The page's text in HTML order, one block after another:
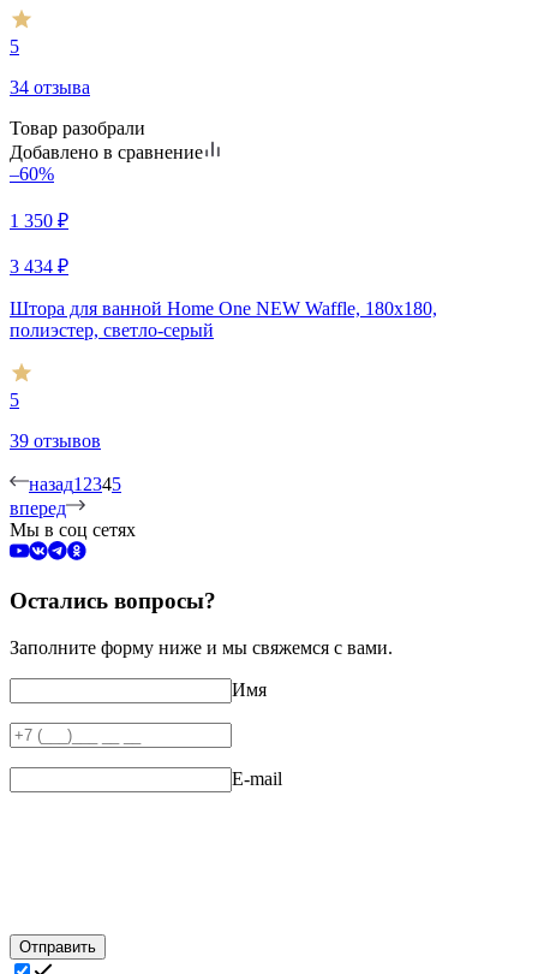
5
34 отзыва
Товар разобрали
Добавлено в сравнение
–60%
1 350 ₽
3 434 ₽
Штора для ванной Home One NEW Waffle, 180х180,
полиэстер, светло-серый
5
39 отзывов
назад1 2345
вперед
Мы в соц сетях
Остались вопросы?
Заполните форму ниже и мы свяжемся с вами.
Имя
E-mail
Отправить